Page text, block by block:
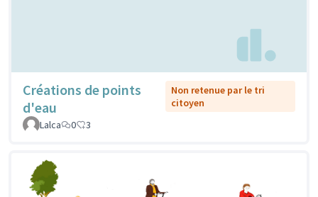
Créations de points
d'eau
Non retenue par le tri
citoyen
Lalca
0 3